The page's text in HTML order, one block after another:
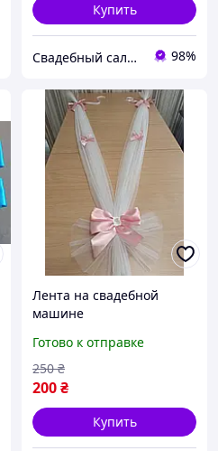
Купить
Свадебный салон "ПРИНЦЕССА" 98%
Лента на свадебной
машине
Готово к отправке
200₴
250 ₴
Купить